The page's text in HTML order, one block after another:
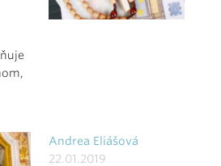
Andrea Eliášová
22.01.2019